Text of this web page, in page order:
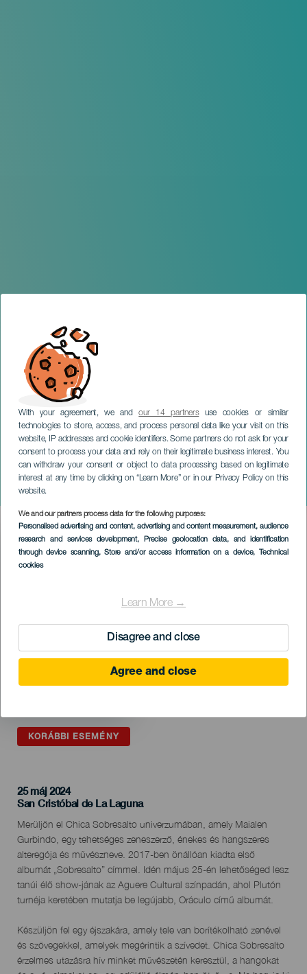
With your agreement, we andour 14 partnersuse cookies or similar
technologies to store, access, and process personal data like your visit on this
website, IP addresses and cookie identifiers. Some partners do not ask for your
consent to process your data and rely on their legitimate business interest. You
can withdraw your consent or object to data processing based on legitimate
interest at any time by clicking on “Learn More” or in our Privacy Policy on this
website.
We and our partners process data for the following purposes:
Personalised advertising and content, advertising and content measurement, audience
research and services development, Precise geolocation data, and identification
through device scanning, Store and/or access information on a device, Technical
cookies
Learn More →
Disagree and close
Agree and close
Chica Sobresalto
TENERIFE
Imagen
Listado
KORÁBBI ESEMÉNY
25 máj 2024
Localidad
San Cristóbal de La Laguna
Descripción
del
evento
Merüljön el Chica Sobresalto univerzumában, amely Maialen
Gurbindo, egy tehetséges zeneszerző, énekes és hangszeres
alteregója és művészneve. 2017-ben önállóan kiadta első
albumát „Sobresalto” címmel. Idén május 25-én lehetőséged lesz
tanúi élő show-jának az Aguere Cultural színpadán, ahol Plutón
turnéja keretében mutatja be legújabb, Oráculo című albumát.
Készüljön fel egy éjszakára, amely tele van borítékolható zenével
és szövegekkel, amelyek megérintik a szívedet. Chica Sobresalto
érzelmes utazásra hív minket művészetén keresztül, a hangokat